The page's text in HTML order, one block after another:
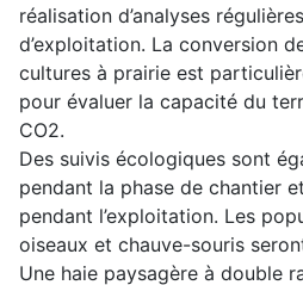
réalisation d’analyses
d’exploitation. La conversion
cultures à prairie est
pour évaluer la capacité du
CO2.
Des suivis écologiques sont
pendant la phase de chantier
pendant l’exploitation. Les
oiseaux et chauve-souris
Une haie paysagère à double